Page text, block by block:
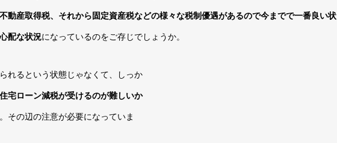
動産取得税、それから固定資産税などの様々な税制優遇があるので今までで一番良い状
配な状況になっているのをご存じでしょうか。
れるという状態じゃなくて、しっか
住宅ローン減税が受けるのが難しいか
その辺の注意が必要になっていま